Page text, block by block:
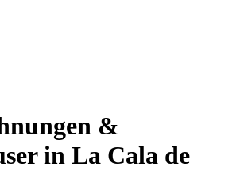
&
in La Cala de